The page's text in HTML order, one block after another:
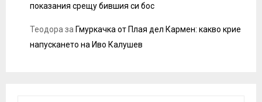
показания срещу бившия си бос
Теодора за Гмуркачка от Плая дел Кармен: какво крие
напускането на Иво Калушев